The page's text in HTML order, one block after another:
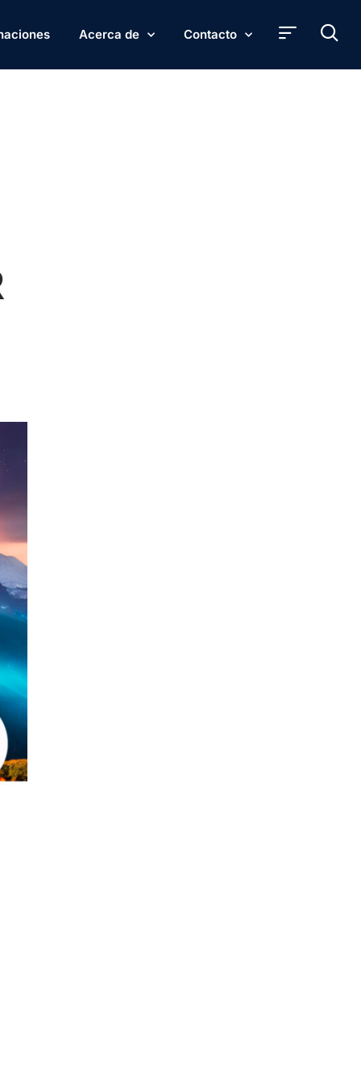
Acerca de Contacto